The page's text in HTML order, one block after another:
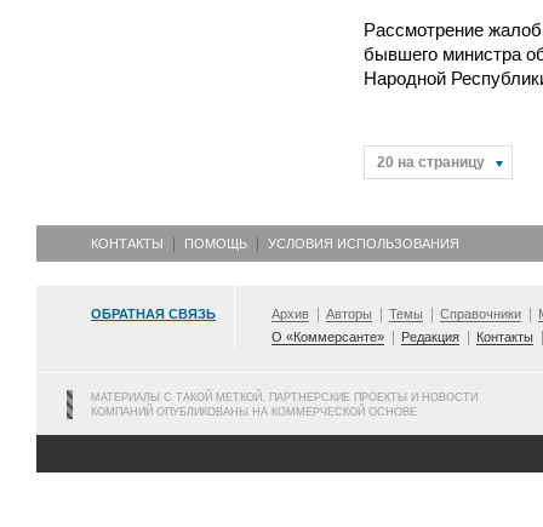
Рассмотрение
бывшего министра
Народной
20 на страницу
КОНТАКТЫ ПОМОЩЬ УСЛОВИЯ ИСПОЛЬЗОВАНИЯ
ОБРАТНАЯ СВЯЗЬ Архив Авторы Темы Справочники
О «Коммерсанте»
Редакция Контакты
МАТЕРИАЛЫ С ТАКОЙ МЕТКОЙ, ПАРТНЕРСКИЕ ПРОЕКТЫ И НОВОСТИ
КОМПАНИЙ ОПУБЛИКОВАНЫ НА КОММЕРЧЕСКОЙ ОСНОВЕ